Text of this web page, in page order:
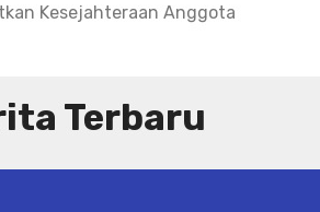
Kesejahteraan Anggota
Terbaru